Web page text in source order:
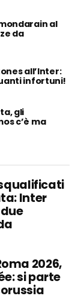
al
da
all’Inter:
infortuni!
gli
c’è ma
squalificati
Inter
2026,
si parte